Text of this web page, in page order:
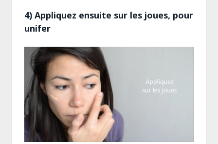
4) Appliquez ensuite sur les joues, pour
unifer